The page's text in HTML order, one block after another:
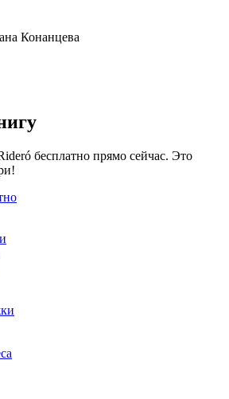
Конанцева
бесплатно прямо сейчас. Это